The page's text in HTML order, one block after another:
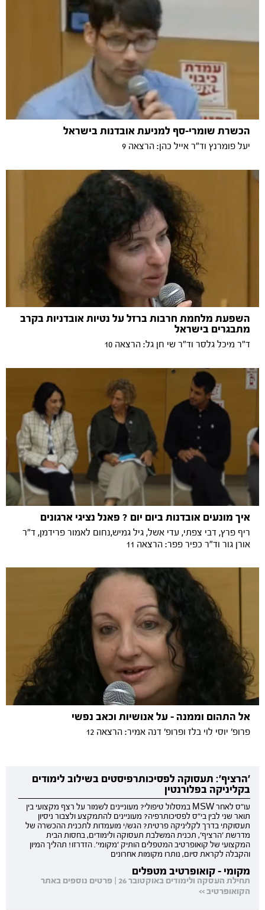
הכשרת שומרי-סף למניעת אובדנות בישראל
יעל פומרנץ וד"ר אייל כהן: הרצאה 9
השפעת מלחמת חרבות ברזל על נטיות אובדניות בקרב
מתבגרים בישראל
ד"ר מיכל גלסר וד"ר שי חן גל: הרצאה 10
איך מונעים אובדנות ביום יום ? פאנל נציגי ארגונים
ריף פרץ, דבי צפתי, עדי אשל, גיל גמיש,נחום לאמור פרידמן, ד"ר
אורן גור וד"ר כפיר פפר: הרצאה 11
אל התהום וממנה - על אנושיות וכאב נפשי
פרופ׳ יוסי לוי בלז ופרופ׳ דנה אמיר: הרצאה 12
'הרציף': תעסוקה לפסיכותרפיסטים בשילוב לימודים
בקליניקה בפלורנטין
עו"ס לאחר MSW במסלול טיפולי? מעוניינים לשמור על רצף מקצועי בין
תואר שני לבין בי"ס לפסיכותרפיה? מעוניינים להתמקצע ולצבור ניסיון
תעסוקתי בדרך לקליניקה פרטית? הגש/י מועמדות לתכנית ההכשרה של
מדרשת 'הרציף', תכנית המשלבת תעסוקה ולימודים, בחסות הבית
המקצועי של קואופרטיב המטפלים הותיק 'מקומי'. הזדרזו! תהליך המיון
והקבלה לקראת סיום, נותרו מקומות אחרונים
מקומי - קואופרטיב מטפלים
תחילת העסקה ולימודים באוקטובר 26 | פרטים נוספים באתר
הקואופרטיב >>